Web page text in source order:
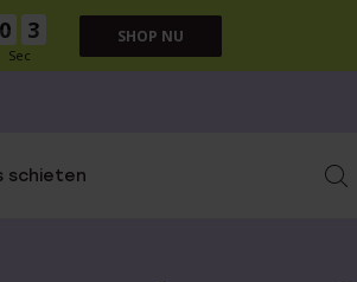
0 3
Sec
SHOP NU
schieten